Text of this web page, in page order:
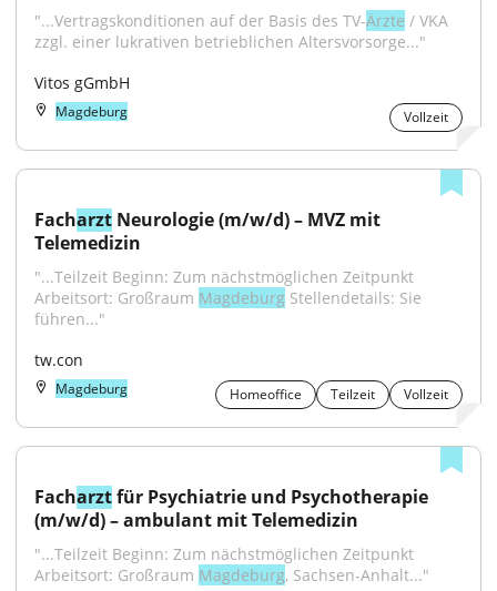
"...Vertragskonditionen auf der Basis des TV-Ärzte / VKA
zzgl. einer lukrativen betrieblichen Altersvorsorge..."
Vitos gGmbH
Magdeburg Vollzeit
Facharzt Neurologie (m/w/d) – MVZ mit
Telemedizin
"...Teilzeit Beginn: Zum nächstmöglichen Zeitpunkt
Arbeitsort: Großraum Magdeburg Stellendetails: Sie
führen..."
tw.con
Magdeburg Homeoffice Teilzeit Vollzeit
Facharzt für Psychiatrie und Psychotherapie
(m/w/d) – ambulant mit Telemedizin
"...Teilzeit Beginn: Zum nächstmöglichen Zeitpunkt
Arbeitsort: Großraum Magdeburg, Sachsen-Anhalt..."